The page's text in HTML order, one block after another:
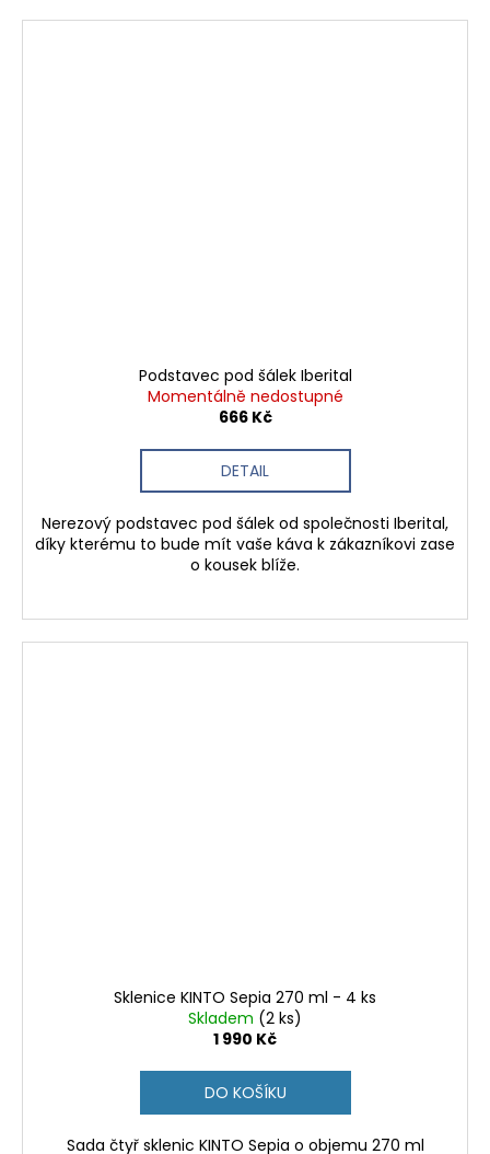
Podstavec pod šálek Iberital
Momentálně nedostupné
666 Kč
DETAIL
Nerezový podstavec pod šálek od společnosti Iberital,
díky kterému to bude mít vaše káva k zákazníkovi zase
o kousek blíže.
Sklenice KINTO Sepia 270 ml - 4 ks
Skladem (2 ks)
1 990 Kč
DO KOŠÍKU
Sada čtyř sklenic KINTO Sepia o objemu 270 ml